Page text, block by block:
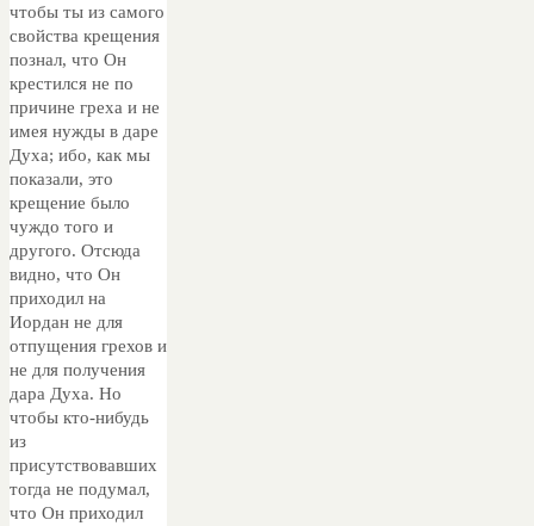
чтобы ты из самого
свойства крещения
познал, что Он
крестился не по
причине греха и не
имея нужды в даре
Духа; ибо, как мы
показали, это
крещение было
чуждо того и
другого. Отсюда
видно, что Он
приходил на
Иордан не для
отпущения грехов и
не для получения
дара Духа. Но
чтобы кто-нибудь
из
присутствовавших
тогда не подумал,
что Он приходил